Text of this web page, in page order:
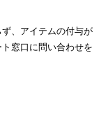
、アイテムの付与が
窓口に問い合わせを